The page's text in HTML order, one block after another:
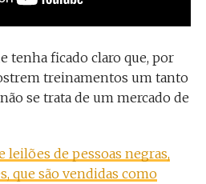
tenha ficado claro que, por
treinamentos um tanto
se trata de um mercado de
leilões de pessoas negras,
que são vendidas como